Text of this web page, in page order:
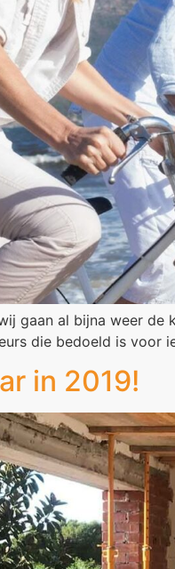
gaan al bijna weer
die bedoeld is
in 2019!